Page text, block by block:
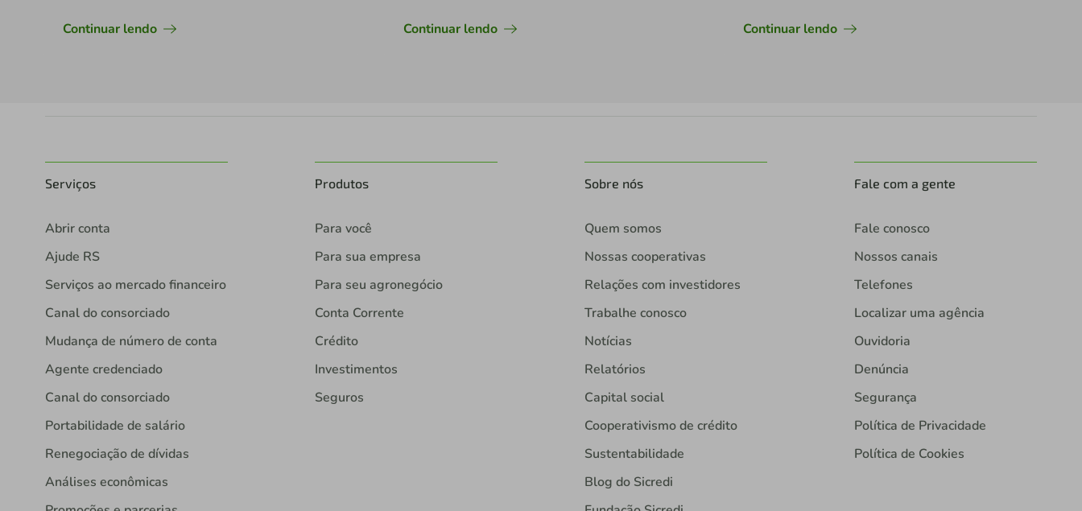
Continuar lendo
com a sustentabilidade
Continuar lendo Continuar lendo
Serviços
Abrir conta
Ajude RS
Serviços ao mercado financeiro
Canal do consorciado
Mudança de número de conta
Agente credenciado
Canal do consorciado
Portabilidade de salário
Renegociação de dívidas
Análises econômicas
Produtos
Para você
Para sua empresa
Para seu agronegócio
Conta Corrente
Crédito
Investimentos
Seguros
Sobre nós
Quem somos
Nossas cooperativas
Relações com investidores
Trabalhe conosco
Notícias
Relatórios
Capital social
Cooperativismo de crédito
Sustentabilidade
Blog do Sicredi
Fale com a gente
Fale conosco
Nossos canais
Telefones
Localizar uma agência
Ouvidoria
Denúncia
Segurança
Política de Privacidade
Política de Cookies